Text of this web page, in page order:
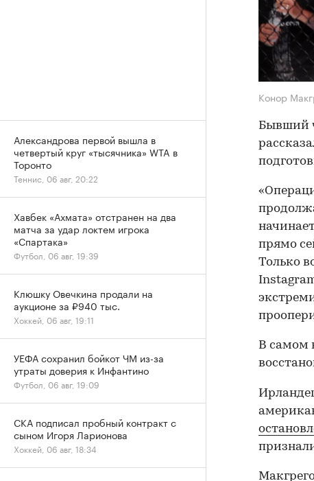
Конор
Бывший
прямо
Только
В самом
Александрова первой вышла в
четвертый круг «тысячника» WTA в
Торонто
Теннис, 06 авг, 20:22
Хавбек «Ахмата» отстранен на два
матча за удар локтем игрока
«Спартака»
Футбол, 06 авг, 19:39
Клюшку Овечкина продали на
аукционе за ₽940 тыс.
Хоккей, 06 авг, 19:11
УЕФА сохранил бойкот ЧМ из-за
утраты доверия к Инфантино
Футбол, 06 авг, 19:09
СКА подписал пробный контракт с
сыном Игоря Ларионова
Хоккей, 06 авг, 18:34